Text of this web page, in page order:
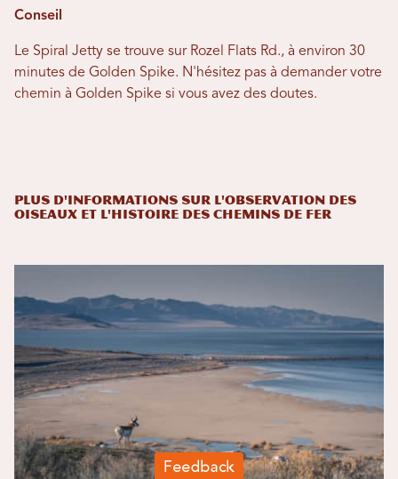
Conseil
Le Spiral Jetty se trouve sur Rozel Flats Rd., à environ 30
minutes de Golden Spike. N'hésitez pas à demander votre
chemin à Golden Spike si vous avez des doutes.
Plus d'informations sur l'observation des
oiseaux et l'histoire des chemins de fer